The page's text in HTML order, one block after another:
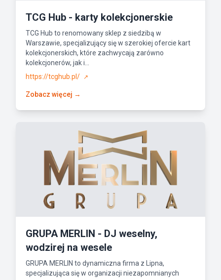
TCG Hub - karty kolekcjonerskie
TCG Hub to renomowany sklep z siedzibą w
Warszawie, specjalizujący się w szerokiej ofercie kart
kolekcjonerskich, które zachwycają zarówno
kolekcjonerów, jak i...
https://tcghub.pl/
↗
Zobacz więcej →
GRUPA MERLIN - DJ weselny,
wodzirej na wesele
GRUPA MERLIN to dynamiczna firma z Lipna,
specjalizująca się w organizacji niezapomnianych